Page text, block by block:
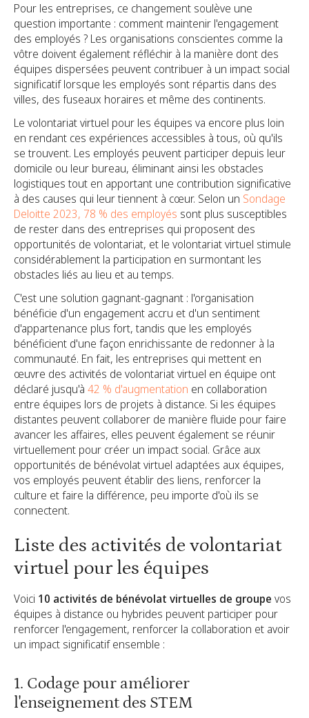
Pour les entreprises, ce changement soulève une
question importante : comment maintenir l'engagement
des employés ? Les organisations conscientes comme la
vôtre doivent également réfléchir à la manière dont des
équipes dispersées peuvent contribuer à un impact social
significatif lorsque les employés sont répartis dans des
villes, des fuseaux horaires et même des continents.
Le volontariat virtuel pour les équipes va encore plus loin
en rendant ces expériences accessibles à tous, où qu'ils
se trouvent. Les employés peuvent participer depuis leur
domicile ou leur bureau, éliminant ainsi les obstacles
logistiques tout en apportant une contribution significative
à des causes qui leur tiennent à cœur. Selon un Sondage
Deloitte 2023, 78 % des employés sont plus susceptibles
de rester dans des entreprises qui proposent des
opportunités de volontariat, et le volontariat virtuel stimule
considérablement la participation en surmontant les
obstacles liés au lieu et au temps.
C'est une solution gagnant-gagnant : l'organisation
bénéficie d'un engagement accru et d'un sentiment
d'appartenance plus fort, tandis que les employés
bénéficient d'une façon enrichissante de redonner à la
communauté. En fait, les entreprises qui mettent en
œuvre des activités de volontariat virtuel en équipe ont
déclaré jusqu'à 42 % d'augmentation en collaboration
entre équipes lors de projets à distance. Si les équipes
distantes peuvent collaborer de manière fluide pour faire
avancer les affaires, elles peuvent également se réunir
virtuellement pour créer un impact social. Grâce aux
opportunités de bénévolat virtuel adaptées aux équipes,
vos employés peuvent établir des liens, renforcer la
culture et faire la différence, peu importe d'où ils se
connectent.
Liste des activités de volontariat
virtuel pour les équipes
Voici 10 activités de bénévolat virtuelles de groupe vos
équipes à distance ou hybrides peuvent participer pour
renforcer l'engagement, renforcer la collaboration et avoir
un impact significatif ensemble :
1. Codage pour améliorer
l'enseignement des STEM